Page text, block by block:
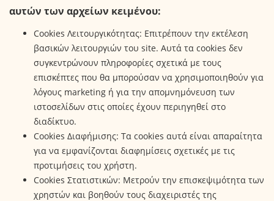
αυτών των αρχείων κειμένου:
Cookies Λειτουργικότητας: Επιτρέπουν την εκτέλεση
βασικών λειτουργιών του site. Αυτά τα cookies δεν
συγκεντρώνουν πληροφορίες σχετικά με τους
επισκέπτες που θα μπορούσαν να χρησιμοποιηθούν για
λόγους marketing ή για την απομνημόνευση των
ιστοσελίδων στις οποίες έχουν περιηγηθεί στο
διαδίκτυο.
Cookies Διαφήμισης: Τα cookies αυτά είναι απαραίτητα
για να εμφανίζονται διαφημίσεις σχετικές με τις
προτιμήσεις του χρήστη.
Cookies Στατιστικών: Μετρούν την επισκεψιμότητα των
χρηστών και βοηθούν τους διαχειριστές της